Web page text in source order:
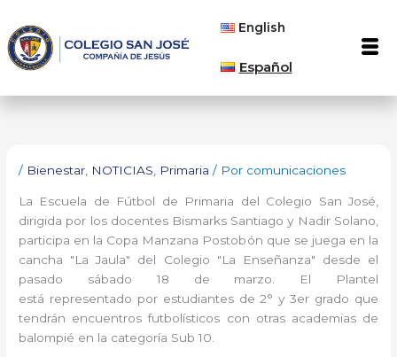
contenido
English
Español
/ Bienestar, NOTICIAS, Primaria / Por comunicaciones
La Escuela de Fútbol de Primaria del Colegio San José,
dirigida por los docentes Bismarks Santiago y Nadir Solano,
participa en la Copa Manzana Postobón que se juega en la
cancha "La Jaula" del Colegio "La Enseñanza" desde el
pasado sábado 18 de marzo. El Plantel
está representado por estudiantes de 2° y 3er grado que
tendrán encuentros futbolísticos con otras academias de
balompié en la categoría Sub 10.